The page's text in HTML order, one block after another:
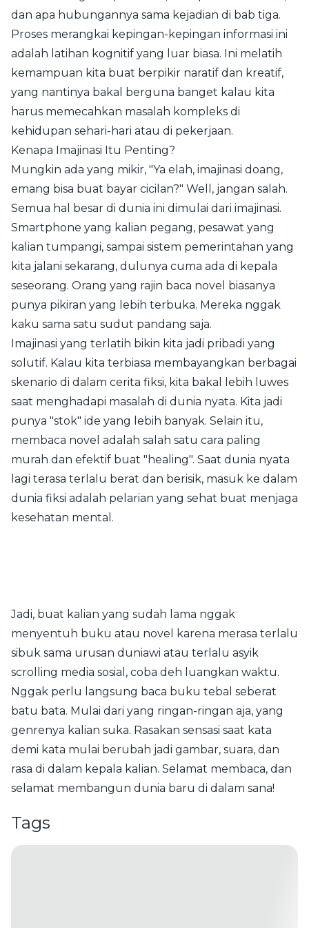
dan apa hubungannya sama kejadian di bab tiga.
Proses merangkai kepingan-kepingan informasi ini
adalah latihan kognitif yang luar biasa. Ini melatih
kemampuan kita buat berpikir naratif dan kreatif,
yang nantinya bakal berguna banget kalau kita
harus memecahkan masalah kompleks di
kehidupan sehari-hari atau di pekerjaan.
Kenapa Imajinasi Itu Penting?
Mungkin ada yang mikir, "Ya elah, imajinasi doang,
emang bisa buat bayar cicilan?" Well, jangan salah.
Semua hal besar di dunia ini dimulai dari imajinasi.
Smartphone yang kalian pegang, pesawat yang
kalian tumpangi, sampai sistem pemerintahan yang
kita jalani sekarang, dulunya cuma ada di kepala
seseorang. Orang yang rajin baca novel biasanya
punya pikiran yang lebih terbuka. Mereka nggak
kaku sama satu sudut pandang saja.
Imajinasi yang terlatih bikin kita jadi pribadi yang
solutif. Kalau kita terbiasa membayangkan berbagai
skenario di dalam cerita fiksi, kita bakal lebih luwes
saat menghadapi masalah di dunia nyata. Kita jadi
punya "stok" ide yang lebih banyak. Selain itu,
membaca novel adalah salah satu cara paling
murah dan efektif buat "healing". Saat dunia nyata
lagi terasa terlalu berat dan berisik, masuk ke dalam
dunia fiksi adalah pelarian yang sehat buat menjaga
kesehatan mental.
Jadi, buat kalian yang sudah lama nggak
menyentuh buku atau novel karena merasa terlalu
sibuk sama urusan duniawi atau terlalu asyik
scrolling media sosial, coba deh luangkan waktu.
Nggak perlu langsung baca buku tebal seberat
batu bata. Mulai dari yang ringan-ringan aja, yang
genrenya kalian suka. Rasakan sensasi saat kata
demi kata mulai berubah jadi gambar, suara, dan
rasa di dalam kepala kalian. Selamat membaca, dan
selamat membangun dunia baru di dalam sana!
Tags